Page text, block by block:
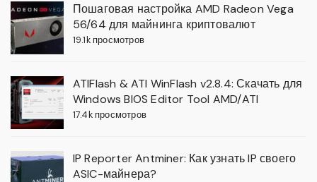
Пошаговая настройка AMD Radeon Vega
56/64 для майнинга криптовалют
19.1k просмотров
ATIFlash & ATI WinFlash v2.8.4: Скачать для
Windows BIOS Editor Tool AMD/ATI
17.4k просмотров
IP Reporter Antminer: Как узнать IP своего
ASIC-майнера?